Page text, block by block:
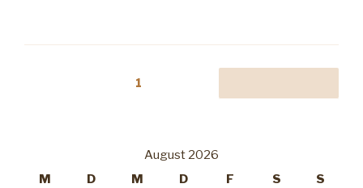
der
Beitragsnavigation
1
August 2026
M
D M D F S S